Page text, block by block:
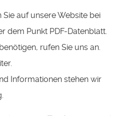
Sie auf unsere Website bei
dem Punkt PDF-Datenblatt.
rufen Sie uns an.
Informationen stehen wir